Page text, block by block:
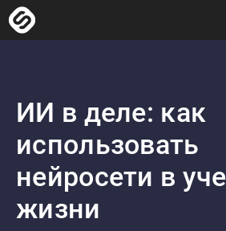
ИИ в деле: как
использовать
нейросети в
жизни